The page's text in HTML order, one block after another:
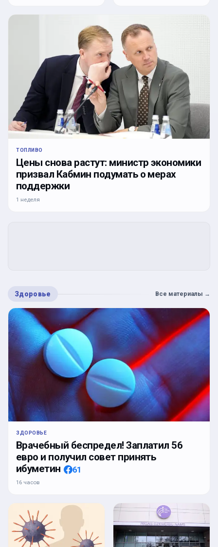
ТОПЛИВО
Цены снова растут: министр экономики
призвал Кабмин подумать о мерах
поддержки
1 неделя
Здоровье Все материалы →
ЗДОРОВЬЕ
Врачебный беспредел! Заплатил 56
евро и получил совет принять
ибуметин
61
16 часов